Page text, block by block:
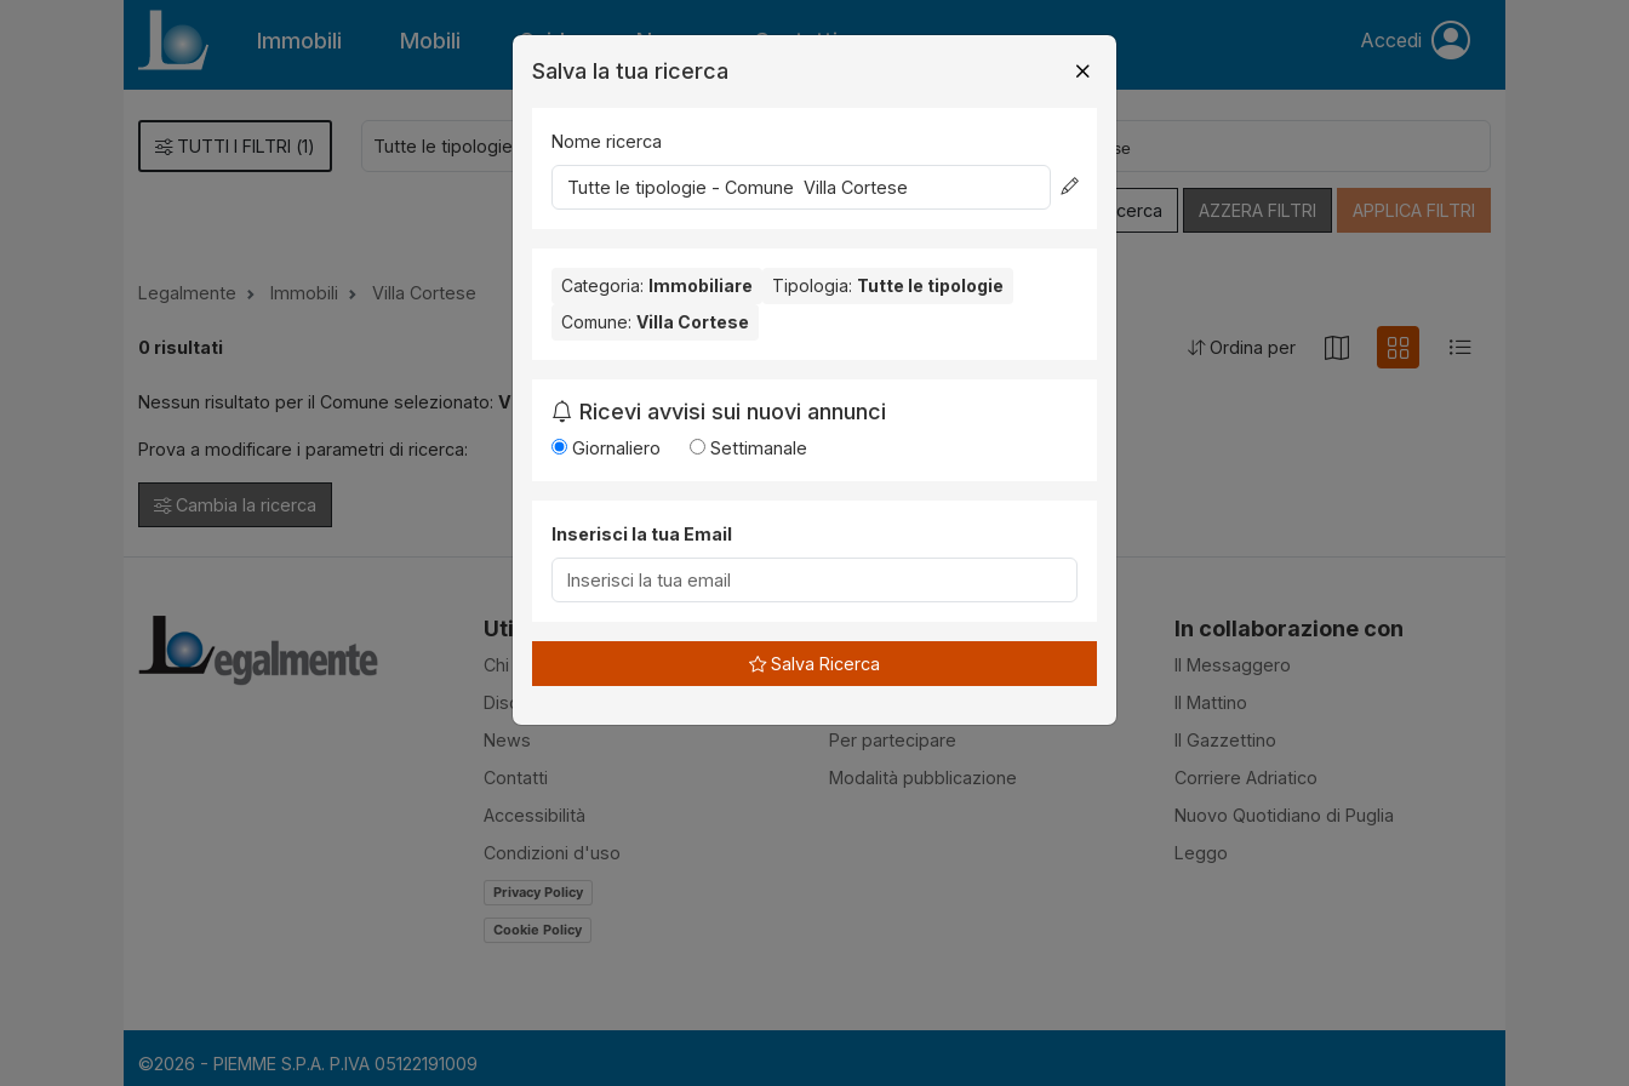
Immobili Mobili Guide News Contatti Accedi
TUTTI I FILTRI (1)
Salva Ricerca AZZERA FILTRI APPLICA FILTRI
Legalmente Immobili Villa Cortese
0 risultati Ordina per
Nessun risultato per il Comune selezionato: Villa Cortese . Nessun risultato per la Provincia selezionata:
Prova a modificare i parametri di ricerca:
Cambia la ricerca
Utilità
Chi siamo
Disclaimer
News
Contatti
Accessibilità
Condizioni d'uso
Privacy Policy
Cookie Policy
Normativa
Per partecipare
Modalità pubblicazione
In collaborazione con
Il Messaggero
Il Mattino
Il Gazzettino
Corriere Adriatico
Nuovo Quotidiano di Puglia
Leggo
©2026 - PIEMME S.P.A. P.IVA 05122191009
Salva la tua ricerca
Nome ricerca
Categoria: Immobiliare Tipologia: Tutte le tipologie
Comune: Villa Cortese
Ricevi avvisi sui nuovi annunci
Giornaliero Settimanale
Inserisci la tua Email
Salva Ricerca